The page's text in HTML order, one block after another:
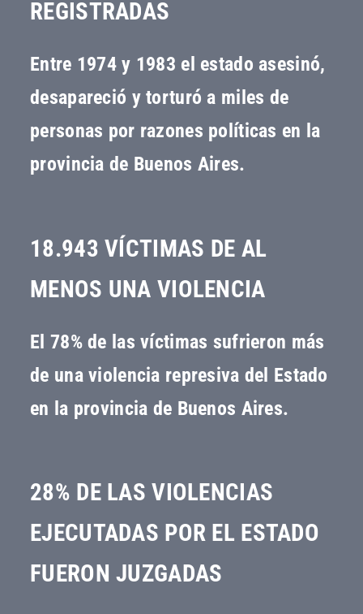
REGISTRADAS
Entre 1974 y 1983 el estado asesinó,
desapareció y torturó a miles de
personas por razones políticas en la
provincia de Buenos Aires.
18.943 VÍCTIMAS DE AL
MENOS UNA VIOLENCIA
El 78% de las víctimas sufrieron más
de una violencia represiva del Estado
en la provincia de Buenos Aires.
28% DE LAS VIOLENCIAS
EJECUTADAS POR EL ESTADO
FUERON JUZGADAS